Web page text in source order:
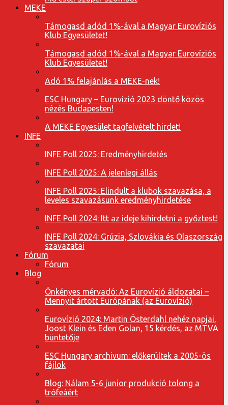
MEKE
Támogasd adód 1%-ával a Magyar Eurovíziós
Klub Egyesületet!
Támogasd adód 1%-ával a Magyar Eurovíziós
Klub Egyesületet!
Adó 1% felajánlás a MEKE-nek!
ESC Hungary – Eurovízió 2023 döntő közös
nézés Budapesten!
A MEKE Egyesület tagfelvételt hirdet!
INFE
INFE Poll 2025: Eredményhirdetés
INFE Poll 2025: A jelenlegi állás
INFE Poll 2025: Elindult a klubok szavazása, a
leveles szavazásunk eredményhirdetése
INFE Poll 2024: Itt az ideje kihirdetni a győztest!
INFE Poll 2024: Grúzia, Szlovákia és Olaszország
szavazatai
Fórum
Fórum
Blog
Önkényes mérvadó: Az Eurovízió áldozatai –
Mennyit ártott Európának (az Eurovízió)
Eurovízió 2024: Martin Österdahl nehéz napjai,
Joost Klein és Eden Golan, 15 kérdés, az MTVA
büntetője
ESC Hungary archivum: előkerültek a 2005-ös
fájlok
Blog: Nálam 5-6 junior produkció tolong a
trófeáért